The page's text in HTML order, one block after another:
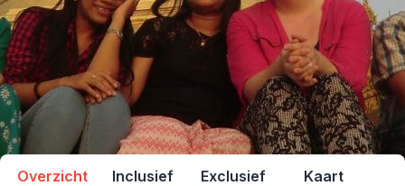
Overzicht Inclusief Exclusief Kaart